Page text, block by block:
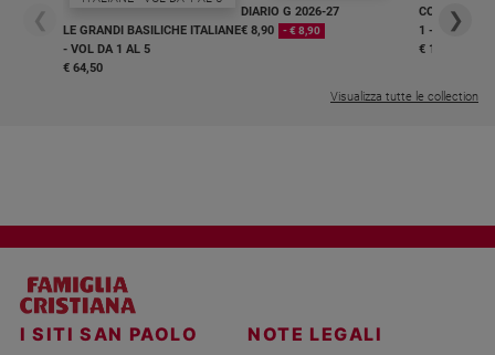
❮
LE GRANDI BASILICHE ITALIANE
- VOL DA 1 AL 5
€ 64,50
DIARIO G 2026-27
€ 8,90
- € 8,90
COLLANA
1 - 2
€ 18,50
❯
Visualizza tutte le collection
I SITI SAN PAOLO NOTE LEGALI